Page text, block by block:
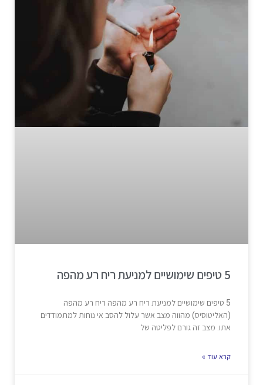
5 טיפים שימושיים למניעת ריח רע מהפה
5 טיפים שימושיים למניעת ריח רע מהפה ריח רע מהפה
(האליטוסיס) מהווה מצב אשר עלול להסב אי נוחות למתמודדים
אתו. מצב זה גורם לפליטה של
קרא עוד »